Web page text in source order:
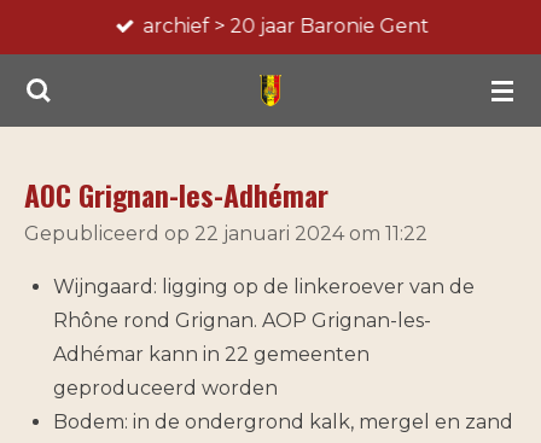
direct
naar
de
archief > 20 jaar Baronie Gent
AOC Grignan-les-Adhémar
Gepubliceerd op 22 januari 2024 om 11:22
Wijngaard: ligging op de linkeroever van de
Rhône rond Grignan. AOP Grignan-les-
Adhémar kann in 22 gemeenten
geproduceerd worden
Bodem: in de ondergrond kalk, mergel en zand